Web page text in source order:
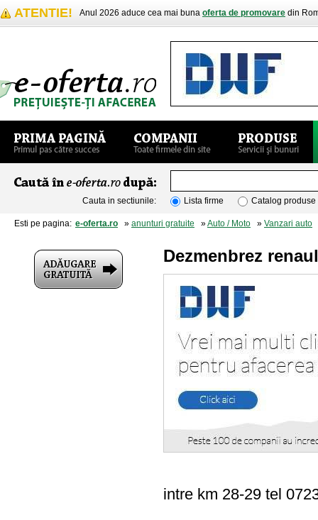
ATENTIE! Anul 2026 aduce cea mai buna oferta de promovare din
Cauta in sectiunile: Lista firme Catalog produse
Esti pe pagina: e-oferta.ro » anunturi gratuite »Auto / Moto » Vanzari auto
Dezmenbrez
intre km 28-29 tel